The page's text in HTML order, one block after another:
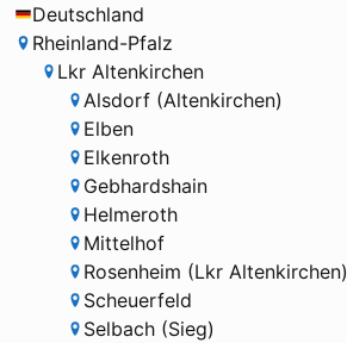
Deutschland
Rheinland-Pfalz
Lkr Altenkirchen
Alsdorf (Altenkirchen)
Elben
Elkenroth
Gebhardshain
Helmeroth
Mittelhof
Rosenheim (Lkr Altenkirchen)
Scheuerfeld
Selbach (Sieg)